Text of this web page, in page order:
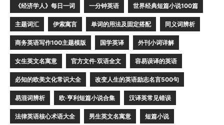
《经济学人》每日一词 一分钟英语 世界经典短篇小说100篇
主题词汇 伊索寓言 单词的用法及固定搭配 同义词辨析
商务英语写作100主题模版 国学英译 外刊小词详解
女生英文名寓意 官方文件·双语全文 容易误译的英语
必知的欧美文化常识大全 改变人生的英语励志名言500句
易混词辨析 欧·亨利短篇小说合集 汉译英常见错误
法律英语核心术语大全 男生英文名寓意 短篇小说